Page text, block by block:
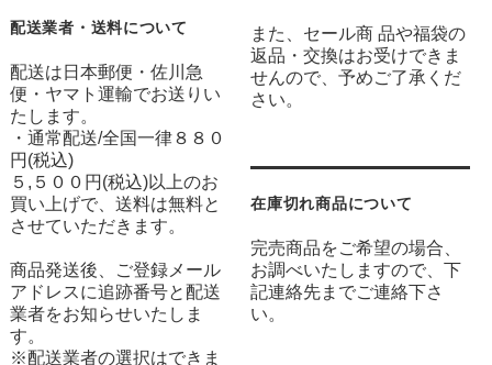
配送業者・送料について
配送は日本郵便・佐川急
便・ヤマト運輸でお送りい
たします。
・通常配送/全国一律８８０
円(税込)
５,５００円(税込)以上のお
買い上げで、送料は無料と
させていただきます。
商品発送後、ご登録メール
アドレスに追跡番号と配送
業者をお知らせいたしま
す。
※配送業者の選択はできま
また、セール商 品や福袋の
返品・交換はお受けできま
せんので、予めご了承くだ
さい。
在庫切れ商品について
完売商品をご希望の場合、
お調べいたしますので、下
記連絡先までご連絡下さ
い。